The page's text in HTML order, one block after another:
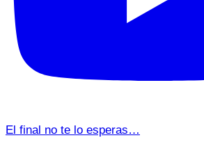
El final no te lo esperas…